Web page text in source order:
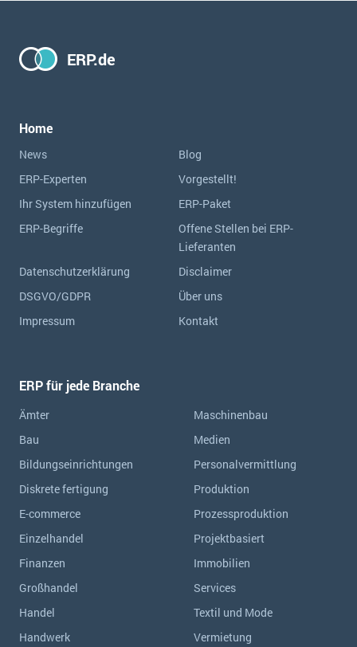
ERP.de
Home
News
Blog
ERP-Experten
Vorgestellt!
Ihr System hinzufügen
ERP-Paket
ERP-Begriffe
Offene Stellen bei ERP-
Lieferanten
Datenschutzerklärung
Disclaimer
DSGVO/GDPR
Über uns
Impressum
Kontakt
ERP für jede Branche
Ämter
Bau
Bildungseinrichtungen
Diskrete fertigung
E-commerce
Einzelhandel
Finanzen
Großhandel
Handel
Handwerk
Maschinenbau
Medien
Personalvermittlung
Produktion
Prozessproduktion
Projektbasiert
Immobilien
Services
Textil und Mode
Vermietung